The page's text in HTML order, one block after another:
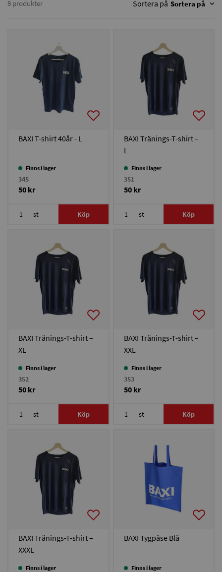
8 produkter Sortera på Sortera på
BAXI T-shirt 40år - L
Finns i lager
345
50 kr
st Köp
BAXI Tränings-T-shirt –
L
Finns i lager
351
50 kr
st Köp
BAXI Tränings-T-shirt –
XL
Finns i lager
352
50 kr
st Köp
BAXI Tränings-T-shirt –
XXL
Finns i lager
353
50 kr
st Köp
BAXI Tränings-T-shirt –
XXXL
Finns i lager
BAXI Tygpåse Blå
Finns i lager